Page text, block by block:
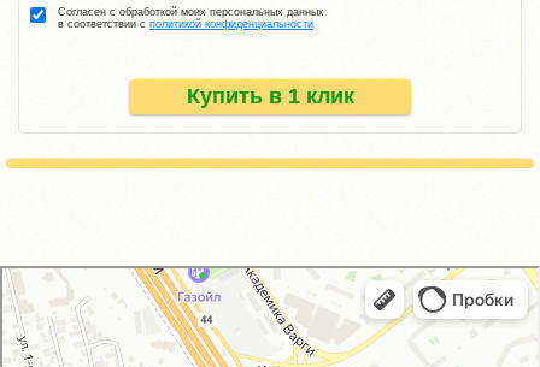
Купить в 1 клик
Согласен с обработкой моих персональных данных
в соответствии с политикой конфиденциальности
GM-City&VAG-Repair
Автосервис, автотехцентр в Москве
Магазин автозапчастей и автотоваров в Москве